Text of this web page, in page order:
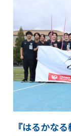
『はるかな